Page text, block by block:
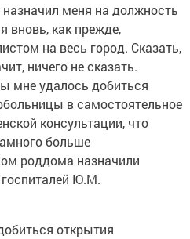
меня на должность
вновь, как прежде,
на весь город. Сказать,
ничего не сказать.
мне удалось добиться
в самостоятельное
консультации, что
больше
роддома назначили
Ю.М.
открытия